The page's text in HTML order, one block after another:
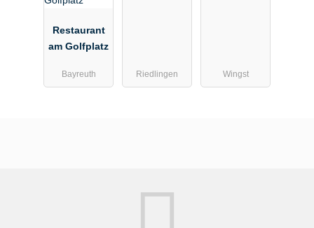
Restaurant
am Golfplatz
Bayreuth Riedlingen Wingst